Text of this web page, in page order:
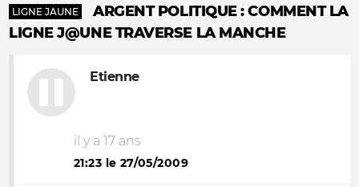
LIGNE JAUNE
ARGENT POLITIQUE : COMMENT LA
LIGNE J@UNE TRAVERSE LA MANCHE
Etienne
il y a 17 ans
21:23 le 27/05/2009